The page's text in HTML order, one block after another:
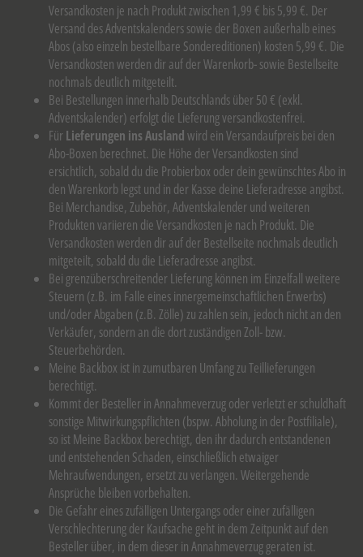
Versandkosten je nach Produkt zwischen 1,99 € bis 5,99 €. Der
Versand des Adventskalenders sowie der Boxen außerhalb eines
Abos (also einzeln bestellbare Sondereditionen) kosten 5,99 €. Die
Versandkosten werden dir auf der Warenkorb- sowie Bestellseite
nochmals deutlich mitgeteilt.
Bei Bestellungen innerhalb Deutschlands über 50 € (exkl.
Adventskalender) erfolgt die Lieferung versandkostenfrei.
FürLieferungen ins Auslandwird ein Versandaufpreis bei den
Abo-Boxen berechnet. Die Höhe der Versandkosten sind
ersichtlich, sobald du die Probierbox oder dein gewünschtes Abo in
den Warenkorb legst und in der Kasse deine Lieferadresse angibst.
Bei Merchandise, Zubehör, Adventskalender und weiteren
Produkten variieren die Versandkosten je nach Produkt. Die
Versandkosten werden dir auf der Bestellseite nochmals deutlich
mitgeteilt, sobald du die Lieferadresse angibst.
Bei grenzüberschreitender Lieferung können im Einzelfall weitere
Steuern (z.B. im Falle eines innergemeinschaftlichen Erwerbs)
und/oder Abgaben (z.B. Zölle) zu zahlen sein, jedoch nicht an den
Verkäufer, sondern an die dort zuständigen Zoll- bzw.
Steuerbehörden.
Meine Backbox ist in zumutbaren Umfang zu Teillieferungen
berechtigt.
Kommt der Besteller in Annahmeverzug oder verletzt er schuldhaft
sonstige Mitwirkungspflichten (bspw. Abholung in der Postfiliale),
so ist Meine Backbox berechtigt, den ihr dadurch entstandenen
und entstehenden Schaden, einschließlich etwaiger
Mehraufwendungen, ersetzt zu verlangen. Weitergehende
Ansprüche bleiben vorbehalten.
Die Gefahr eines zufälligen Untergangs oder einer zufälligen
Verschlechterung der Kaufsache geht in dem Zeitpunkt auf den
Besteller über, in dem dieser in Annahmeverzug geraten ist.